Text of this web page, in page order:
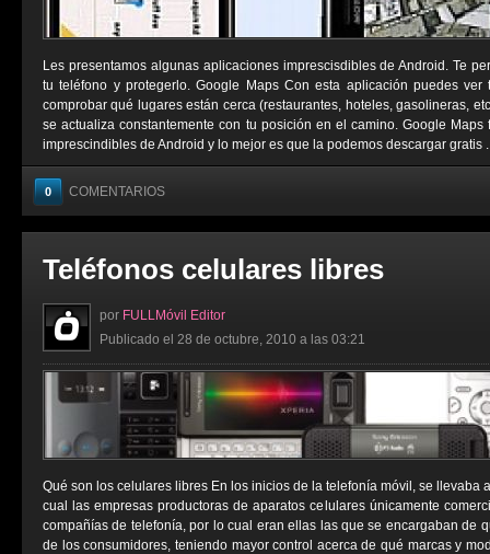
Les presentamos algunas aplicaciones imprescisdibles de Android. Te
tu teléfono y protegerlo. Google Maps Con esta aplicación puedes
comprobar qué lugares están cerca (restaurantes, hoteles, gasolineras,
se actualiza constantemente con tu posición en el camino. Google
imprescindibles de Android y lo mejor es que la podemos descargar gratis
0 COMENTARIOS
Teléfonos celulares libres
por FULLMóvil Editor
Publicado el 28 de octubre, 2010 a las 03:21
Qué son los celulares libres En los inicios de la telefonía móvil, se llevaba
cual las empresas productoras de aparatos celulares únicamente
compañías de telefonía, por lo cual eran ellas las que se encargaban de
de los consumidores, teniendo mayor control acerca de qué marcas y